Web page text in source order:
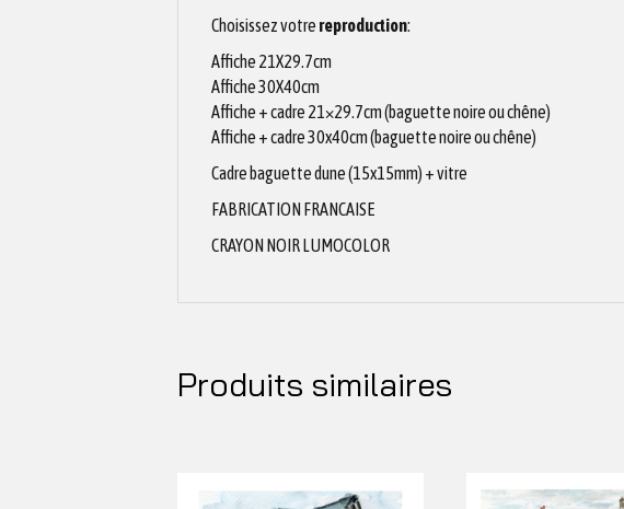
Choisissez votre reproduction:
Affiche 21X29.7cm
Affiche 30X40cm
Affiche + cadre 21×29.7cm (baguette noire ou chêne)
Affiche + cadre 30x40cm (baguette noire ou chêne)
Cadre baguette dune (15x15mm) + vitre
FABRICATION FRANCAISE
CRAYON NOIR LUMOCOLOR
Produits similaires